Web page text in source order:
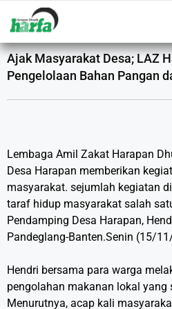
Ajak Masyarakat Desa; LAZ
Pengelolaan Bahan Pangan
Lembaga Amil Zakat Harapan
Desa Harapan memberikan
masyarakat. sejumlah kegiatan
taraf hidup masyarakat salah
Pendamping Desa Harapan,
Pandeglang-Banten.Senin (15/
Hendri bersama para warga
pengolahan makanan lokal yang
Menurutnya, acap kali